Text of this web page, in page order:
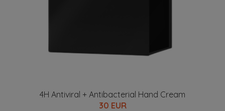
4H Antiviral + Antibacterial Hand Cream
30 EUR